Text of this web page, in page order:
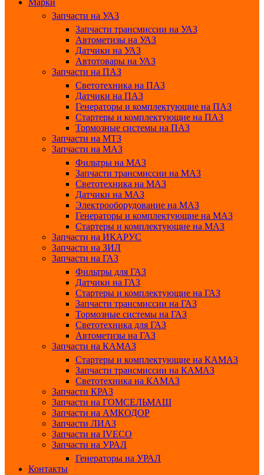
Марки
Запчасти на УАЗ
Запчасти трансмиссии на УАЗ
Автометизы на УАЗ
Датчики на УАЗ
Автотовары на УАЗ
Запчасти на ПАЗ
Светотехника на ПАЗ
Датчики на ПАЗ
Генераторы и комплектующие на ПАЗ
Стартеры и комплектующие на ПАЗ
Тормозные системы на ПАЗ
Запчасти на МТЗ
Запчасти на МАЗ
Фильтры на МАЗ
Запчасти трансмиссии на МАЗ
Светотехника на МАЗ
Датчики на МАЗ
Электрооборудование на МАЗ
Генераторы и комплектующие на МАЗ
Стартеры и комплектующие на МАЗ
Запчасти на ИКАРУС
Запчасти на ЗИЛ
Запчасти на ГАЗ
Фильтры для ГАЗ
Датчики на ГАЗ
Стартеры и комплектующие на ГАЗ
Запчасти трансмиссии на ГАЗ
Тормозные системы на ГАЗ
Светотехника для ГАЗ
Автометизы на ГАЗ
Запчасти на КАМАЗ
Стартеры и комплектующие на КАМАЗ
Запчасти трансмиссии на КАМАЗ
Светотехника на КАМАЗ
Запчасти КРАЗ
Запчасти на ГОМСЕЛЬМАШ
Запчасти на АМКОДОР
Запчасти ЛИАЗ
Запчасти на IVECO
Запчасти на УРАЛ
Генераторы на УРАЛ
Контакты